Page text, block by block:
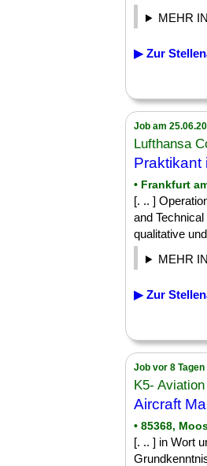
MEHR
▶ Zur
Job am
Lufthansa
Praktikant
• Frankfurt
[. .. ]
and
qualitative
MEHR
▶ Zur
Job vor 8
K5-
Aircraft
• 85368,
[. .. ] in Wort